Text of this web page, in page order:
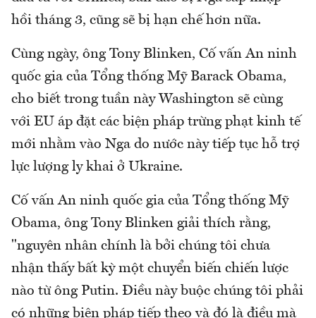
hồi tháng 3, cũng sẽ bị hạn chế hơn nữa.
Cùng ngày, ông Tony Blinken, Cố vấn An ninh
quốc gia của Tổng thống Mỹ Barack Obama,
cho biết trong tuần này Washington sẽ cùng
với EU áp đặt các biện pháp trừng phạt kinh tế
mới nhằm vào Nga do nước này tiếp tục hỗ trợ
lực lượng ly khai ở Ukraine.
Cố vấn An ninh quốc gia của Tổng thống Mỹ
Obama, ông Tony Blinken giải thích rằng,
"nguyên nhân chính là bởi chúng tôi chưa
nhận thấy bất kỳ một chuyển biến chiến lược
nào từ ông Putin. Điều này buộc chúng tôi phải
có những biện pháp tiếp theo và đó là điều mà